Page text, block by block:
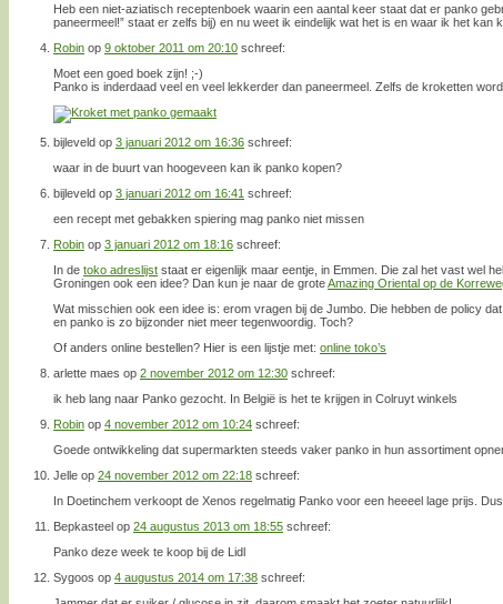
Heb een niet-aziatisch receptenboek waarin een aantal keer staat dat er panko
paneermeel!” staat er zelfs bij) en nu weet ik eindelijk wat het is en waar ik het kan
Robin op 9 oktober 2011 om 20:10 schreef:
Moet een goed boek zijn! ;-)
Panko is inderdaad veel en veel lekkerder dan paneermeel. Zelfs de kroketten
bijleveld op 3 januari 2012 om 16:36 schreef:
waar in de buurt van hoogeveen kan ik panko kopen?
bijleveld op 3 januari 2012 om 16:41 schreef:
een recept met gebakken spiering mag panko niet missen
Robin op 3 januari 2012 om 18:16 schreef:
In de toko adreslijst staat er eigenlijk maar eentje, in Emmen. Die zal het vast wel
Groningen ook een idee? Dan kun je naar de groteAmazing Oriental op de
Wat misschien ook een idee is: erom vragen bij de Jumbo. Die hebben de policy
en panko is zo bijzonder niet meer tegenwoordig. Toch?
Of anders online bestellen? Hier is een lijstje met: online toko’s
arlette maes op 2 november 2012 om 12:30 schreef:
ik heb lang naar Panko gezocht. In België is het te krijgen in Colruyt winkels
Robin op 4 november 2012 om 10:24 schreef:
Goede ontwikkeling dat supermarkten steeds vaker panko in hun assortiment
Jelle op 24 november 2012 om 22:18 schreef:
In Doetinchem verkoopt de Xenos regelmatig Panko voor een heeeel lage prijs. Dus
Bepkasteel op 24 augustus 2013 om 18:55 schreef:
Panko deze week te koop bij de Lidl
Sygoos op 4 augustus 2014 om 17:38 schreef: